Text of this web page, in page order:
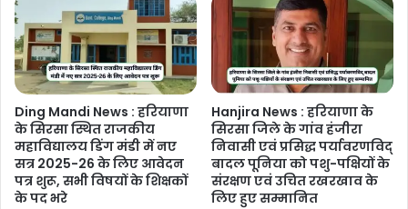
Ding Mandi News : हरियाणा
के सिरसा स्थित राजकीय
महाविद्यालय डिंग मंडी में नए
सत्र 2025-26 के लिए आवेदन
पत्र शुरू, सभी विषयों के शिक्षकों
के पद भरे
Hanjira News : हरियाणा के
सिरसा जिले के गांव हंजीरा
निवासी एवं प्रसिद्ध पर्यावरणविद्
बादल पूनिया को पशु-पक्षियों के
संरक्षण एवं उचित रखरखाव के
लिए हुए सम्मानित